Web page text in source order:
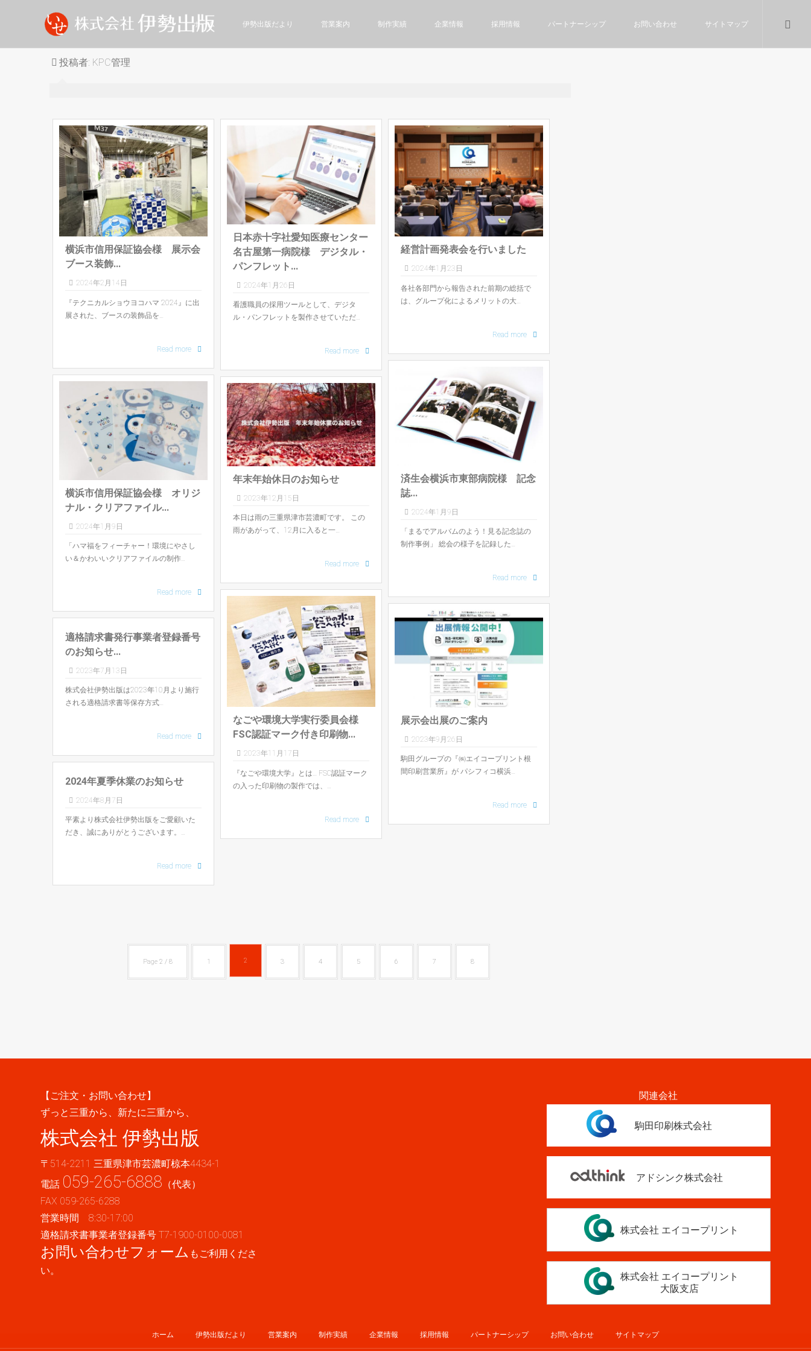
ホーム 伊勢出版だより 営業案内 制作実績 企業情報 採用情報 パートナーシップ お問い合わせ サイトマップ
投稿者: KPC管理
横浜市信用保証協会様 展示会
ブース装飾...
2024年2月14日
『テクニカルショウヨコハマ 2024』に出
展された、ブースの装飾品を…
Read more
日本赤十字社愛知医療センター
名古屋第一病院様 デジタル・
パンフレット...
2024年1月26日
看護職員の採用ツールとして、デジタ
ル・パンフレットを製作させていただ…
Read more
経営計画発表会を行いました
2024年1月23日
各社各部門から報告された前期の総括で
は、グループ化によるメリットの大…
Read more
済生会横浜市東部病院様 記念
誌...
2024年1月9日
「まるでアルバムのよう！見る記念誌の
制作事例」 総会の様子を記録した…
Read more
横浜市信用保証協会様 オリジ
ナル・クリアファイル...
2024年1月9日
「ハマ福をフィーチャー！環境にやさし
い＆かわいいクリアファイルの制作…
Read more
年末年始休日のお知らせ
2023年12月15日
本日は雨の三重県津市芸濃町です。 この
雨があがって、12月に入ると一…
Read more
なごや環境大学実行委員会様
FSC認証マーク付き印刷物...
2023年11月17日
『なごや環境大学』とは… FSC認証マーク
の入った印刷物の製作では、…
Read more
展示会出展のご案内
2023年9月26日
駒田グループの『㈱エイコープリント根
間印刷営業所』が パシフィコ横浜…
Read more
適格請求書発行事業者登録番号
のお知らせ...
2023年7月13日
株式会社伊勢出版は2023年10月より施行
される適格請求書等保存方式…
Read more
2024年夏季休業のお知らせ
2024年8月7日
平素より株式会社伊勢出版をご愛顧いた
だき、誠にありがとうございます。…
Read more
Page 2 / 8 1 2 3 4 5 6 7 8
【ご注文・お問い合わせ】
ずっと三重から、新たに三重から、
株式会社 伊勢出版
〒514-2211 三重県津市芸濃町椋本4434-1
電話 059-265-6888 （代表）
FAX 059-265-6288
営業時間 8:30-17:00
適格請求書事業者登録番号 T7-1900-0100-0081
お問い合わせフォーム もご利用くださ
い。
関連会社
駒田印刷株式会社
アドシンク株式会社
株式会社 エイコープリント
株式会社 エイコープリント
大阪支店
ホーム 伊勢出版だより 営業案内 制作実績 企業情報 採用情報 パートナーシップ お問い合わせ サイトマップ